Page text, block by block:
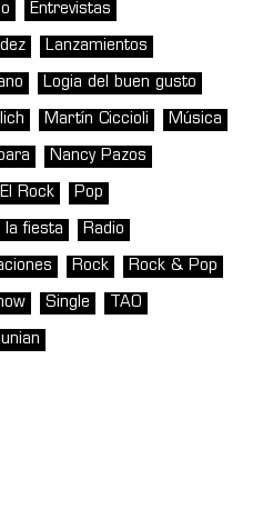
Entrevistas
Lanzamientos
Logia del buen gusto
Martín Ciccioli Música
Nancy Pazos
Rock Pop
la fiesta Radio
Rock Rock & Pop
Single TAO